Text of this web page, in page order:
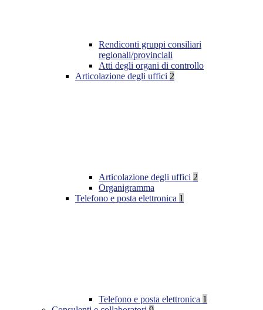
Rendiconti gruppi consiliari
regionali/provinciali
Atti degli organi di controllo
Articolazione degli uffici 2
Articolazione degli uffici 2
Organigramma
Telefono e posta elettronica 1
Telefono e posta elettronica 1